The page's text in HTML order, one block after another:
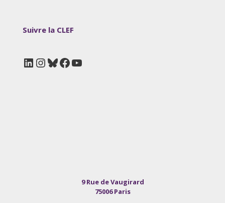
Suivre la CLEF
LinkedIn
Instagram
Bluesky
Facebook
YouTube
9 Rue de Vaugirard
75006 Paris